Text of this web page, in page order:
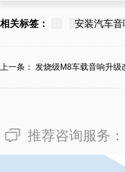
相关标签： 安装汽车
上一条： 发烧级M8车载音响升级
推荐咨询服务：